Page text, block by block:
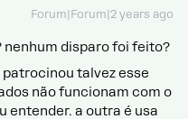
Forum|Forum|2 years ago
nenhum disparo foi feito?
patrocinou talvez esse
não funcionam com o
entender. a outra é usa